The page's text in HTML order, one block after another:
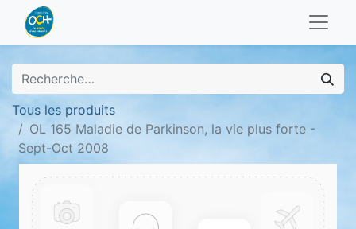
Tous les produits
OL 165 Maladie de Parkinson, la vie plus forte -
Sept-Oct 2008